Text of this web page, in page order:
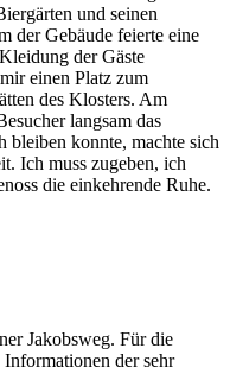
und seinen
der Gebäude feierte eine
der Gäste
einen Platz zum
des Klosters. Am
langsam das
bleiben konnte, machte sich
Ich muss zugeben, ich
die einkehrende Ruhe.
Jakobsweg. Für die
der sehr